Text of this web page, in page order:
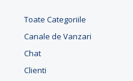
Toate Categoriile
Canale de Vanzari
Chat
Clienti